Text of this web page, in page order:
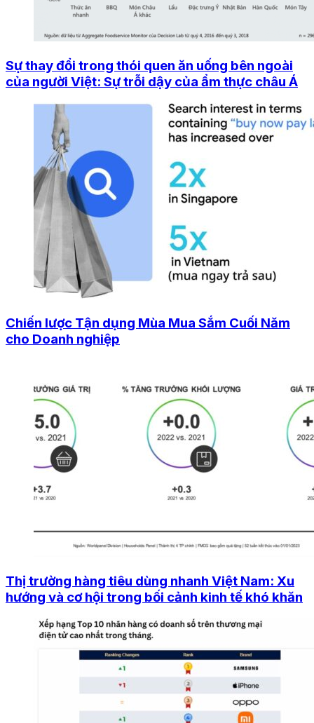
Sự thay đổi trong thói quen ăn uống bên ngoài
của người Việt: Sự trỗi dậy của ẩm thực châu Á
Chiến lược Tận dụng Mùa Mua Sắm Cuối Năm
cho Doanh nghiệp
Thị trường hàng tiêu dùng nhanh Việt Nam: Xu
hướng và cơ hội trong bối cảnh kinh tế khó khăn